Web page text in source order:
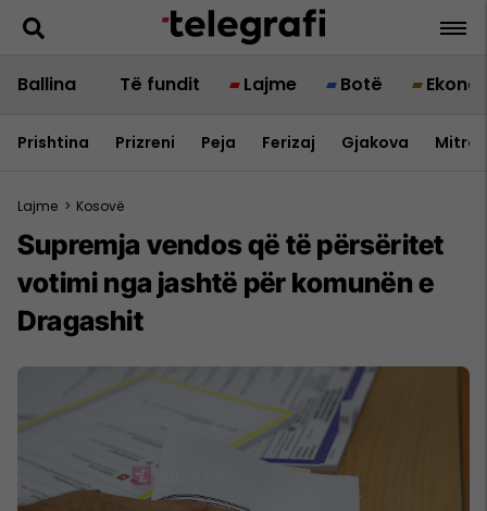
Ballina Të fundit Lajme Botë
Prishtina Prizreni Peja Ferizaj Gjakova
Lajme > Kosovë
Supremja vendos që të përsëritet
votimi nga jashtë për komunën e
Dragashit